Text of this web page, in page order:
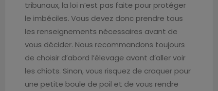
tribunaux, la loi n’est pas faite pour protéger
le imbéciles. Vous devez donc prendre tous
les renseignements nécessaires avant de
vous décider. Nous recommandons toujours
de choisir d’abord l’élevage avant d’aller voir
les chiots. Sinon, vous risquez de craquer pour
une petite boule de poil et de vous rendre